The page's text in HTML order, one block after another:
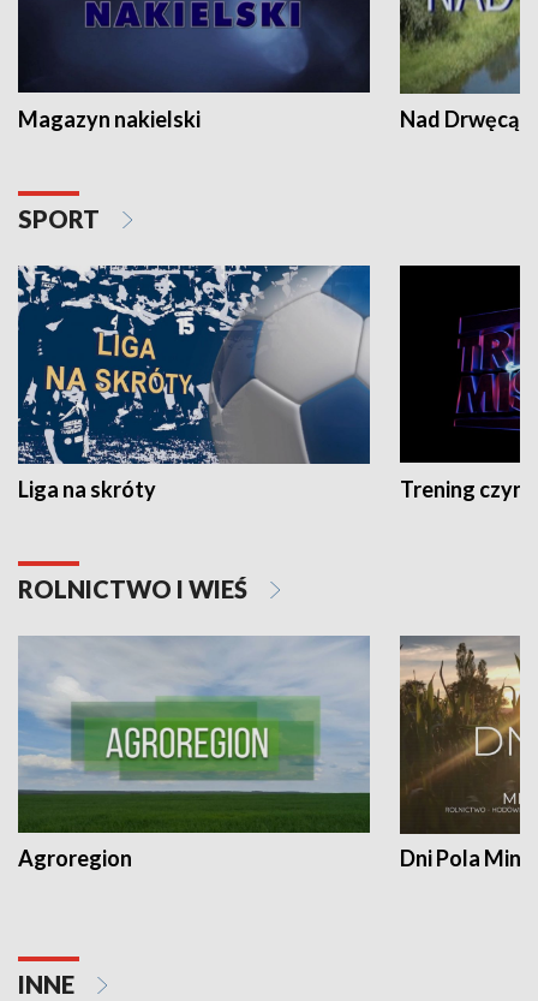
Magazyn nakielski Nad Drwęcą
SPORT
Liga na skróty Trening czyni
ROLNICTWO I WIEŚ
Agroregion Dni Pola
INNE